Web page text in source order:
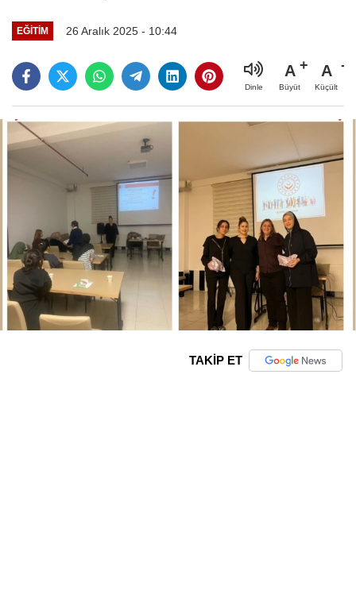
EĞITIM 26 Aralık 2025 - 10:44
Dinle
A
Büyüt
A
Küçült
TAKİP ET